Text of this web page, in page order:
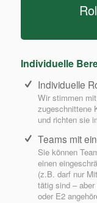
Individuelle
Individuelle
Wir stimmen
zugeschnittene
und richten sie
Teams mit
Sie können
einen
(z.B. darf nur
tätig sind –
oder E2